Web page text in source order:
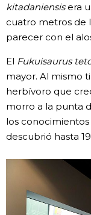
kitadaniensisera
cuatro metros de
parecer con el
El Fukuisaurus
mayor. Al mismo
herbívoro que
morro a la punta
los conocimientos
descubrió hasta